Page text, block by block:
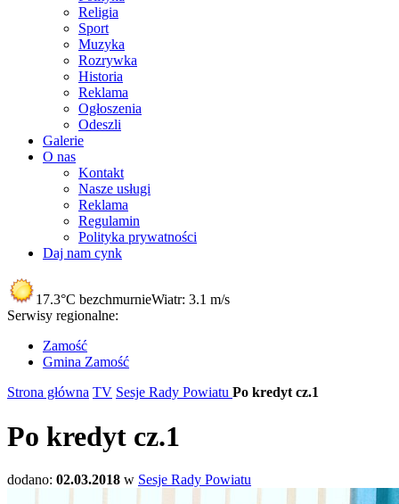
Religia
Sport
Muzyka
Rozrywka
Historia
Reklama
Ogłoszenia
Odeszli
Galerie
O nas
Kontakt
Nasze usługi
Reklama
Regulamin
Polityka prywatności
Daj nam cynk
17.3°C bezchmurnieWiatr: 3.1 m/s
Serwisy regionalne:
Zamość
Gmina Zamość
Strona główna TV Sesje Rady Powiatu Po kredyt cz.1
Po kredyt cz.1
dodano: 02.03.2018 w Sesje Rady Powiatu